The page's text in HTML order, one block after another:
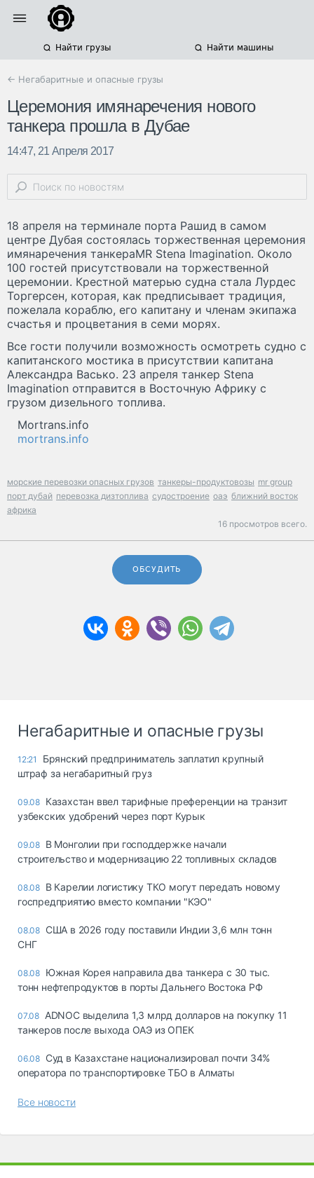
Найти грузы Найти машины
← Негабаритные и опасные грузы
Церемония имянаречения нового
танкера прошла в Дубае
14:47, 21 Апреля 2017
18 апреля на терминале порта Рашид в самом
центре Дубая состоялась торжественная церемония
имянаречения танкераMR Stena Imagination. Около
100 гостей присутствовали на торжественной
церемонии. Крестной матерью судна стала Лурдес
Торгерсен, которая, как предписывает традиция,
пожелала кораблю, его капитану и членам экипажа
счастья и процветания в семи морях.
Все гости получили возможность осмотреть судно с
капитанского мостика в присутствии капитана
Александра Васько. 23 апреля танкер Stena
Imagination отправится в Восточную Африку с
грузом дизельного топлива.
Mortrans.info
mortrans.info
морские перевозки опасных грузов танкеры-продуктовозы mr group
порт дубай перевозка дизтоплива судостроение оаэ ближний восток
африка
16 просмотров всего.
ОБСУДИТЬ
Негабаритные и опасные грузы
12:21
Брянский предприниматель заплатил крупный
штраф за негабаритный груз
09.08 Казахстан ввел тарифные преференции на транзит
узбекских удобрений через порт Курык
09.08 В Монголии при господдержке начали
строительство и модернизацию 22 топливных складов
08.08 В Карелии логистику ТКО могут передать новому
госпредприятию вместо компании "КЭО"
08.08 США в 2026 году поставили Индии 3,6 млн тонн
СНГ
08.08 Южная Корея направила два танкера с 30 тыс.
тонн нефтепродуктов в порты Дальнего Востока РФ
07.08 ADNOC выделила 1,3 млрд долларов на покупку 11
танкеров после выхода ОАЭ из ОПЕК
06.08 Суд в Казахстане национализировал почти 34%
оператора по транспортировке ТБО в Алматы
Все новости